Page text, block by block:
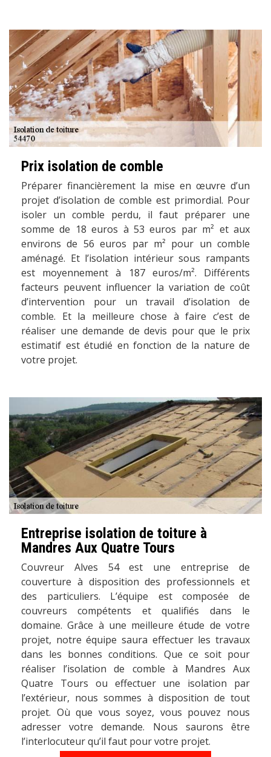
Prix isolation de comble
Préparer financièrement la mise en œuvre d’un
projet d’isolation de comble est primordial. Pour
isoler un comble perdu, il faut préparer une
somme de 18 euros à 53 euros par m² et aux
environs de 56 euros par m² pour un comble
aménagé. Et l’isolation intérieur sous rampants
est moyennement à 187 euros/m². Différents
facteurs peuvent influencer la variation de coût
d’intervention pour un travail d’isolation de
comble. Et la meilleure chose à faire c’est de
réaliser une demande de devis pour que le prix
estimatif est étudié en fonction de la nature de
votre projet.
Entreprise isolation de toiture à
Mandres Aux Quatre Tours
Couvreur Alves 54 est une entreprise de
couverture à disposition des professionnels et
des particuliers. L’équipe est composée de
couvreurs compétents et qualifiés dans le
domaine. Grâce à une meilleure étude de votre
projet, notre équipe saura effectuer les travaux
dans les bonnes conditions. Que ce soit pour
réaliser l’isolation de comble à Mandres Aux
Quatre Tours ou effectuer une isolation par
l’extérieur, nous sommes à disposition de tout
projet. Où que vous soyez, vous pouvez nous
adresser votre demande. Nous saurons être
l’interlocuteur qu’il faut pour votre projet.